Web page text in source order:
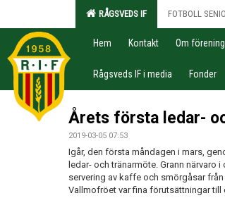
RÅGSVEDS IF FOTBOLL
Hem Kontakt Om
Rågsveds IF i media Fonder
Årets första ledar-
2019-03-05 07:53
Igår, den första måndagen i mars,
ledar- och tränarmöte. Grann närvaro i
servering av kaffe och smörgåsar
Vallmofröet var fina förutsättningar till